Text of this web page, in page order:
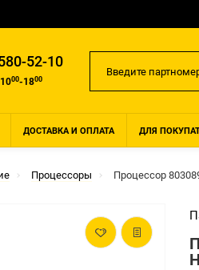
52-10
00-1800
ДОСТАВКА И ОПЛАТА ДЛЯ
Процессоры Процессор